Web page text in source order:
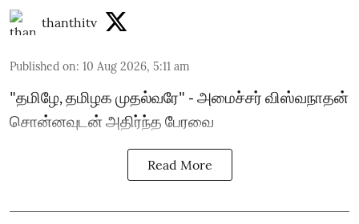
thanthitv
Published on: 10 Aug 2026, 5:11 am
"தமிழே, தமிழக முதல்வரே" - அமைச்சர் விஸ்வநாதன்
சொன்னவுடன் அதிர்ந்த பேரவை
Read More